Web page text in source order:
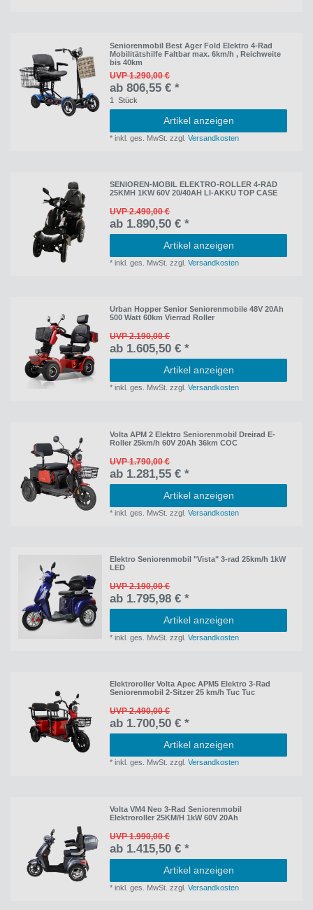
Seniorenmobil Best Ager Fold Elektro 4-Rad
Mobilitätshilfe Faltbar max. 6km/h , Reichweite
bis 40km
UVP 1.290,00 €
ab 806,55 € *
1 Stück
Artikel anzeigen
*inkl. ges. MwSt. zzgl.Versandkosten
SENIOREN-MOBIL ELEKTRO-ROLLER 4-RAD
25KMH 1KW 60V 20/40AH LI-AKKU TOP CASE
UVP 2.490,00 €
ab 1.890,50 € *
Artikel anzeigen
*inkl. ges. MwSt. zzgl.Versandkosten
Urban Hopper Senior Seniorenmobile 48V 20Ah
500 Watt 60km Vierrad Roller
UVP 2.190,00 €
ab 1.605,50 € *
Artikel anzeigen
*inkl. ges. MwSt. zzgl.Versandkosten
Volta APM 2 Elektro Seniorenmobil Dreirad E-
Roller 25km/h 60V 20Ah 36km COC
UVP 1.790,00 €
ab 1.281,55 € *
Artikel anzeigen
*inkl. ges. MwSt. zzgl.Versandkosten
Elektro Seniorenmobil "Vista" 3-rad 25km/h 1kW
LED
UVP 2.190,00 €
ab 1.795,98 € *
Artikel anzeigen
*inkl. ges. MwSt. zzgl.Versandkosten
Elektroroller Volta Apec APM5 Elektro 3-Rad
Seniorenmobil 2-Sitzer 25 km/h Tuc Tuc
UVP 2.490,00 €
ab 1.700,50 € *
Artikel anzeigen
*inkl. ges. MwSt. zzgl.Versandkosten
Volta VM4 Neo 3-Rad Seniorenmobil
Elektroroller 25KM/H 1kW 60V 20Ah
UVP 1.990,00 €
ab 1.415,50 € *
Artikel anzeigen
*inkl. ges. MwSt. zzgl.Versandkosten